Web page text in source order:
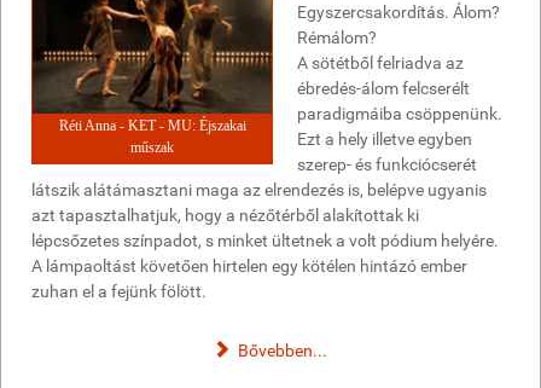
Réti Anna - KET - MU: Éjszakai
műszak
Egyszercsakordítás. Álom?
Rémálom?
A sötétből felriadva az
ébredés-álom felcserélt
paradigmáiba csöppenünk.
Ezt a hely illetve egyben
szerep- és funkciócserét
látszik alátámasztani maga az elrendezés is, belépve ugyanis
azt tapasztalhatjuk, hogy a nézőtérből alakítottak ki
lépcsőzetes színpadot, s minket ültetnek a volt pódium helyére.
A lámpaoltást követően hirtelen egy kötélen hintázó ember
zuhan el a fejünk fölött.
Bővebben...